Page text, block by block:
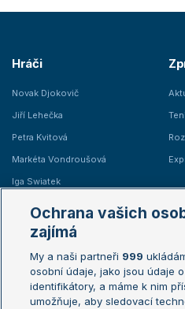
Hráči
Novak Djokovič
Jiří Lehečka
Petra Kvitová
Markéta Vondroušová
Iga Swiatek
Žebříčky
Žebříček ATP (muži)
Žebříček WTA (ženy)
Sázkařský žebříček
Ochrana vašich
zajímá
My a naši partneři 999
osobní údaje, jako jsou údaje
identifikátory, a máme k nim
umožňuje, aby sledovací